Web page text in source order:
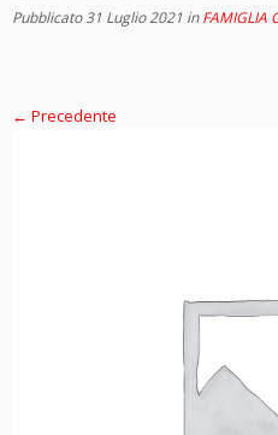
Pubblicato31 Luglio 2021 inFAMIGLIA
← Precedente